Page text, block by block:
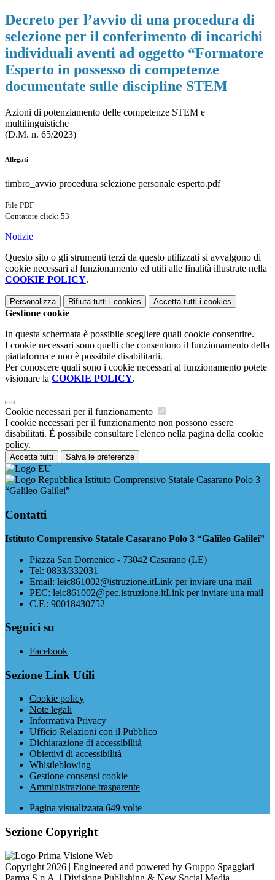
Decreto per l’avvio di una procedura di
selezione per il conferimento di incarichi
individuali aventi ad oggetto “Formatore
Esperto in possesso di competenze
documentate sulle discipline STEM
Azioni di potenziamento delle competenze STEM e
multilinguistiche
(D.M. n. 65/2023)
Allegati
timbro_avvio procedura selezione personale esperto.pdf
File PDF
Contatore click: 53
Notizie
Questo sito o gli strumenti terzi da questo utilizzati si avvalgono di
cookie necessari al funzionamento ed utili alle finalità illustrate nella
COOKIE POLICY.
Personalizza Rifiuta tutti i cookies Accetta tutti i cookies
Gestione cookie
In questa schermata è possibile scegliere quali cookie consentire.
I cookie necessari sono quelli che consentono il funzionamento della
piattaforma e non è possibile disabilitarli.
Per conoscere quali sono i cookie necessari al funzionamento potete
visionare la COOKIE POLICY.
Cookie necessari per il funzionamento
I cookie necessari per il funzionamento non possono essere
disabilitati. È possibile consultare l'elenco nella pagina della cookie
policy.
Accetta tutti Salva le preferenze
Istituto Comprensivo Statale Casarano Polo 3
“Galileo Galilei”
Contatti
Istituto Comprensivo Statale Casarano Polo 3 “Galileo Galilei”
Piazza San Domenico - 73042 Casarano (LE)
Tel: 0833/332031
Email: leic861002@istruzione.itLink per inviare una mail
PEC: leic861002@pec.istruzione.itLink per inviare una mail
C.F.: 90018430752
Seguici su
Facebook
Sezione Link Utili
Cookie policy
Note legali
Informativa Privacy
Ufficio Relazioni con il Pubblico
Dichiarazione di accessibilità
Obiettivi di accessibilità
Whistleblowing
Gestione consensi cookie
Amministrazione trasparente
Pagina visualizzata 649 volte
Sezione Copyright
Copyright 2026 | Engineered and powered by Gruppo Spaggiari
Parma S.p.A. | Divisione Publishing & New Social Media